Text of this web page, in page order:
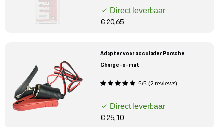
Direct leverbaar
€ 20,65
Adapter voor acculader Porsche
Charge-o-mat
5/5 (2 reviews)
Direct leverbaar
€ 25,10